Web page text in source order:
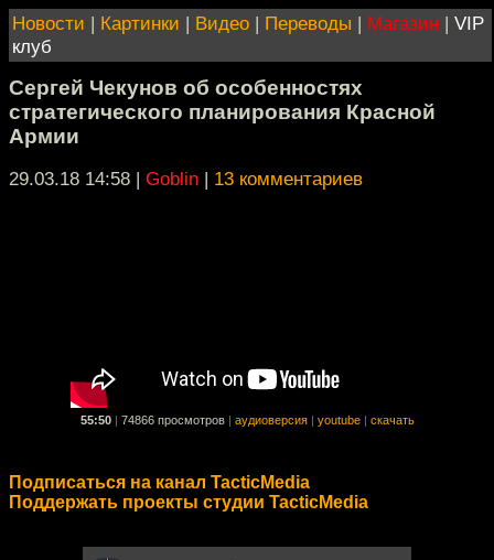
Новости | Картинки | Видео | Переводы | Магазин | VIP
клуб
Сергей Чекунов об особенностях
стратегического планирования Красной
Армии
29.03.18 14:58 | Goblin | 13 комментариев
55:50 74866 просмотров аудиоверсия youtube скачать
Подписаться на канал TacticMedia
Поддержать проекты студии TacticMedia